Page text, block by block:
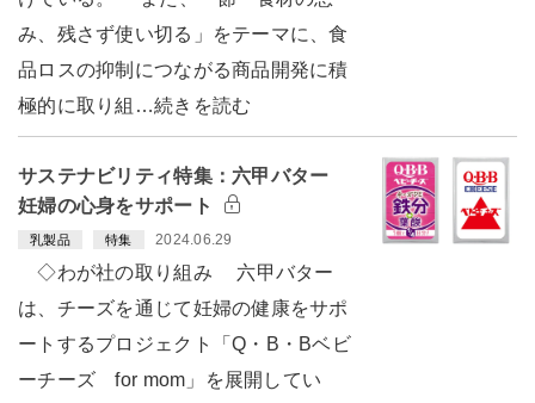
み、残さず使い切る」をテーマに、食
品ロスの抑制につながる商品開発に積
極的に取り組…続きを読む
サステナビリティ特集：六甲バター
妊婦の心身をサポート
乳製品 特集 2024.06.29
◇わが社の取り組み 六甲バター
は、チーズを通じて妊婦の健康をサポ
ートするプロジェクト「Q・B・Bベビ
ーチーズ for mom」を展開してい